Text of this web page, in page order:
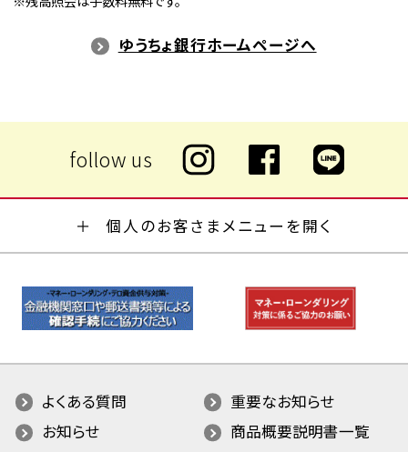
ゆうちょ銀行ホームページへ
個人のお客さまメニューを開く
よくある質問
重要なお知らせ
お知らせ
商品概要説明書一覧